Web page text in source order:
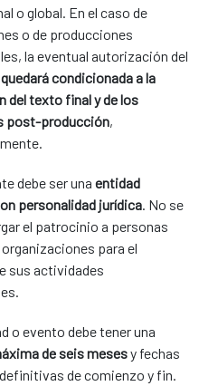
o global. En el caso de
o de producciones
la eventual autorización del
quedará condicionada a la
del texto final y de los
post-producción,
debe ser una entidad
personalidad jurídica. No se
el patrocinio a personas
para el
sus actividades
o evento debe tener una
de seis mesesy fechas
de comienzo y fin.